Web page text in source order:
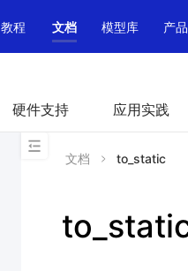
教程 文档 模型库 产
硬件支持 应用实践
文档 to_static